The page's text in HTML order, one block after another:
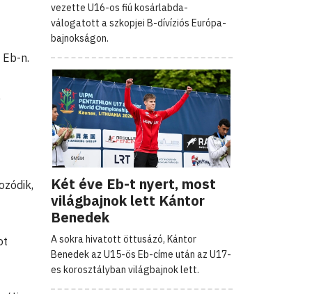
n.
vezette U16-os fiú kosárlabda-
válogatott a szkopjei B-dívíziós Európa-
bajnokságon.
Két éve Eb-t nyert, most
világbajnok lett Kántor
Benedek
A sokra hivatott öttusázó, Kántor
Benedek az U15-ös Eb-címe után az U17-
es korosztályban világbajnok lett.